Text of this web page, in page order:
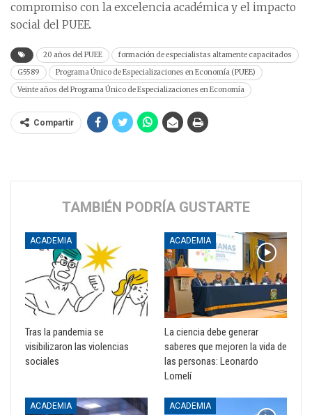
compromiso con la excelencia académica y el impacto
social del PUEE.
20 años del PUEE
formación de especialistas altamente capacitados
G5589
Programa Único de Especializaciones en Economía (PUEE)
Veinte años del Programa Único de Especializaciones en Economía
Compartir
TAMBIÉN PODRÍA GUSTARTE
ACADEMIA
Tras la pandemia se
visibilizaron las violencias
sociales
ACADEMIA
La ciencia debe generar
saberes que mejoren la vida de
las personas: Leonardo
Lomelí
ACADEMIA ACADEMIA